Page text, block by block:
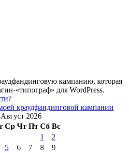
кампанию, которая
«типограф» для WordPress.
?
Август 2026
Ср Чт Пт Сб Вс
1
2
5 6 7 8
9